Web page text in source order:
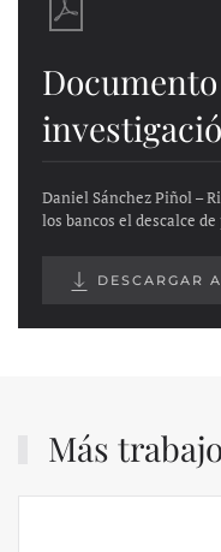
Daniel Sánchez Piñol –
los bancos el descalce de
DESCARGAR
Más